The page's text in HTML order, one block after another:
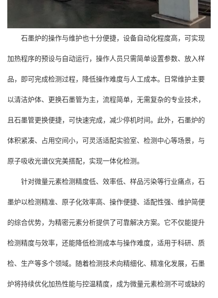
石墨炉的操作与维护也十分便捷，设备自动化程度高，可实现
加热程序的预设与自动运行，操作人员只需简单设置参数、放入样
品，即可完成检测过程，降低操作难度与人工成本。日常维护主要
以清洁炉体、更换石墨管为主，流程简单，无需复杂的专业技术，
且石墨管更换便捷，可快速完成，减少停机时间。此外，石墨炉的
体积紧凑、占用空间小，可灵活适配实验室、检测中心等场景，与
原子吸收光谱仪完美搭配，实现一体化检测。
针对微量元素检测精度低、效率低、样品污染等行业痛点，石
墨炉以检测精准、原子化效率高、操作便捷、适配性强、维护简便
的综合优势，为精密元素分析提供了可靠解决方案。它不仅能提升
检测精度与效率，还能降低检测成本与操作难度，适用于科研、质
检、生产等多个领域。随着检测技术向精细化、精准化发展，石墨
炉将持续优化加热性能与控温精度，成为微量元素检测不可或缺的